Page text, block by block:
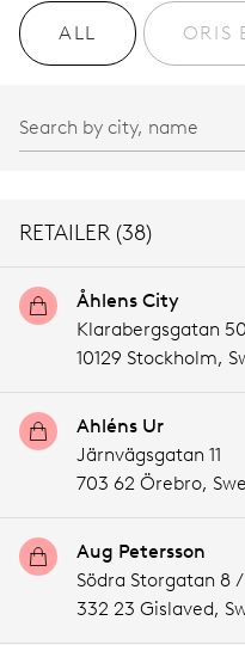
ALL ORIS
RETAILER (38)
Åhlens City
Klarabergsgatan 50
10129 Stockholm,
Ahléns Ur
Järnvägsgatan 11
703 62 Örebro,
Aug Petersson
Södra Storgatan 8 /
332 23 Gislaved,